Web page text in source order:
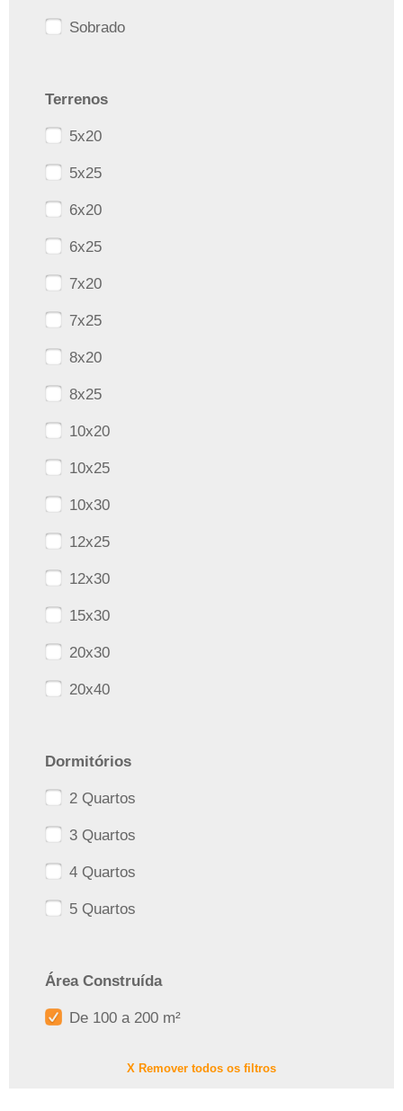
Sobrado
Terrenos
5x20
5x25
6x20
6x25
7x20
7x25
8x20
8x25
10x20
10x25
10x30
12x25
12x30
15x30
20x30
20x40
Dormitórios
2 Quartos
3 Quartos
4 Quartos
5 Quartos
Área Construída
De 100 a 200 m²
X Remover todos os filtros